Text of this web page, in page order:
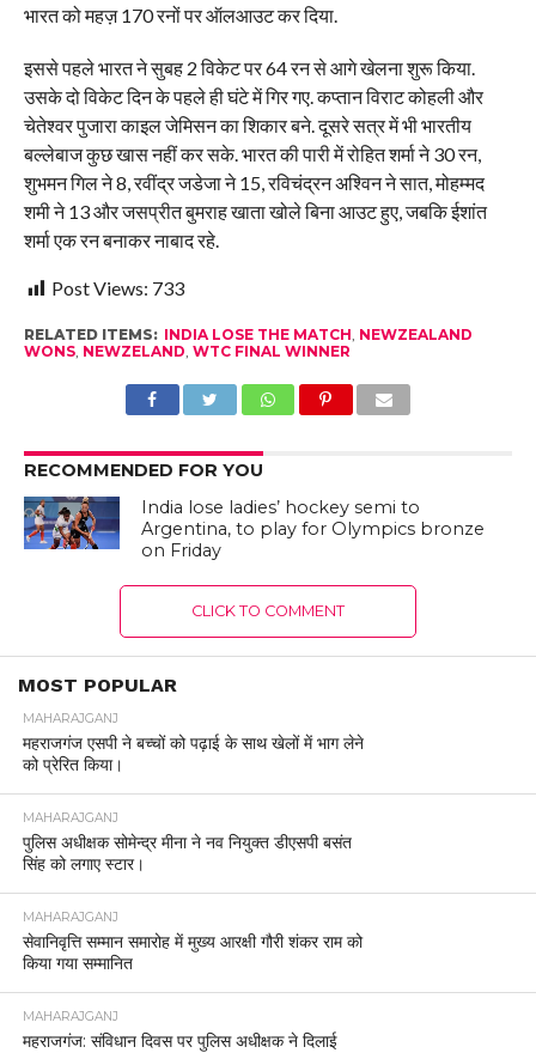
भारत को महज़ 170 रनों पर ऑलआउट कर दिया.
इससे पहले भारत ने सुबह 2 विकेट पर 64 रन से आगे खेलना शुरू किया.
उसके दो विकेट दिन के पहले ही घंटे में गिर गए. कप्तान विराट कोहली और
चेतेश्वर पुजारा काइल जेमिसन का शिकार बने. दूसरे सत्र में भी भारतीय
बल्लेबाज कुछ खास नहीं कर सके. भारत की पारी में रोहित शर्मा ने 30 रन,
शुभमन गिल ने 8, रवींद्र जडेजा ने 15, रविचंद्रन अश्विन ने सात, मोहम्मद
शमी ने 13 और जसप्रीत बुमराह खाता खोले बिना आउट हुए, जबकि ईशांत
शर्मा एक रन बनाकर नाबाद रहे.
Post Views: 733
RELATED ITEMS: INDIA LOSE THE MATCH, NEWZEALAND
WONS, NEWZELAND, WTC FINAL WINNER
RECOMMENDED FOR YOU
India lose ladies’ hockey semi to
Argentina, to play for Olympics bronze
on Friday
CLICK TO COMMENT
MOST POPULAR
MAHARAJGANJ
महराजगंज एसपी ने बच्चों को पढ़ाई के साथ खेलों में भाग लेने
को प्रेरित किया।
MAHARAJGANJ
पुलिस अधीक्षक सोमेन्द्र मीना ने नव नियुक्त डीएसपी बसंत
सिंह को लगाए स्टार।
MAHARAJGANJ
सेवानिवृत्ति सम्मान समारोह में मुख्य आरक्षी गौरी शंकर राम को
किया गया सम्मानित
MAHARAJGANJ
महराजगंज: संविधान दिवस पर पुलिस अधीक्षक ने दिलाई